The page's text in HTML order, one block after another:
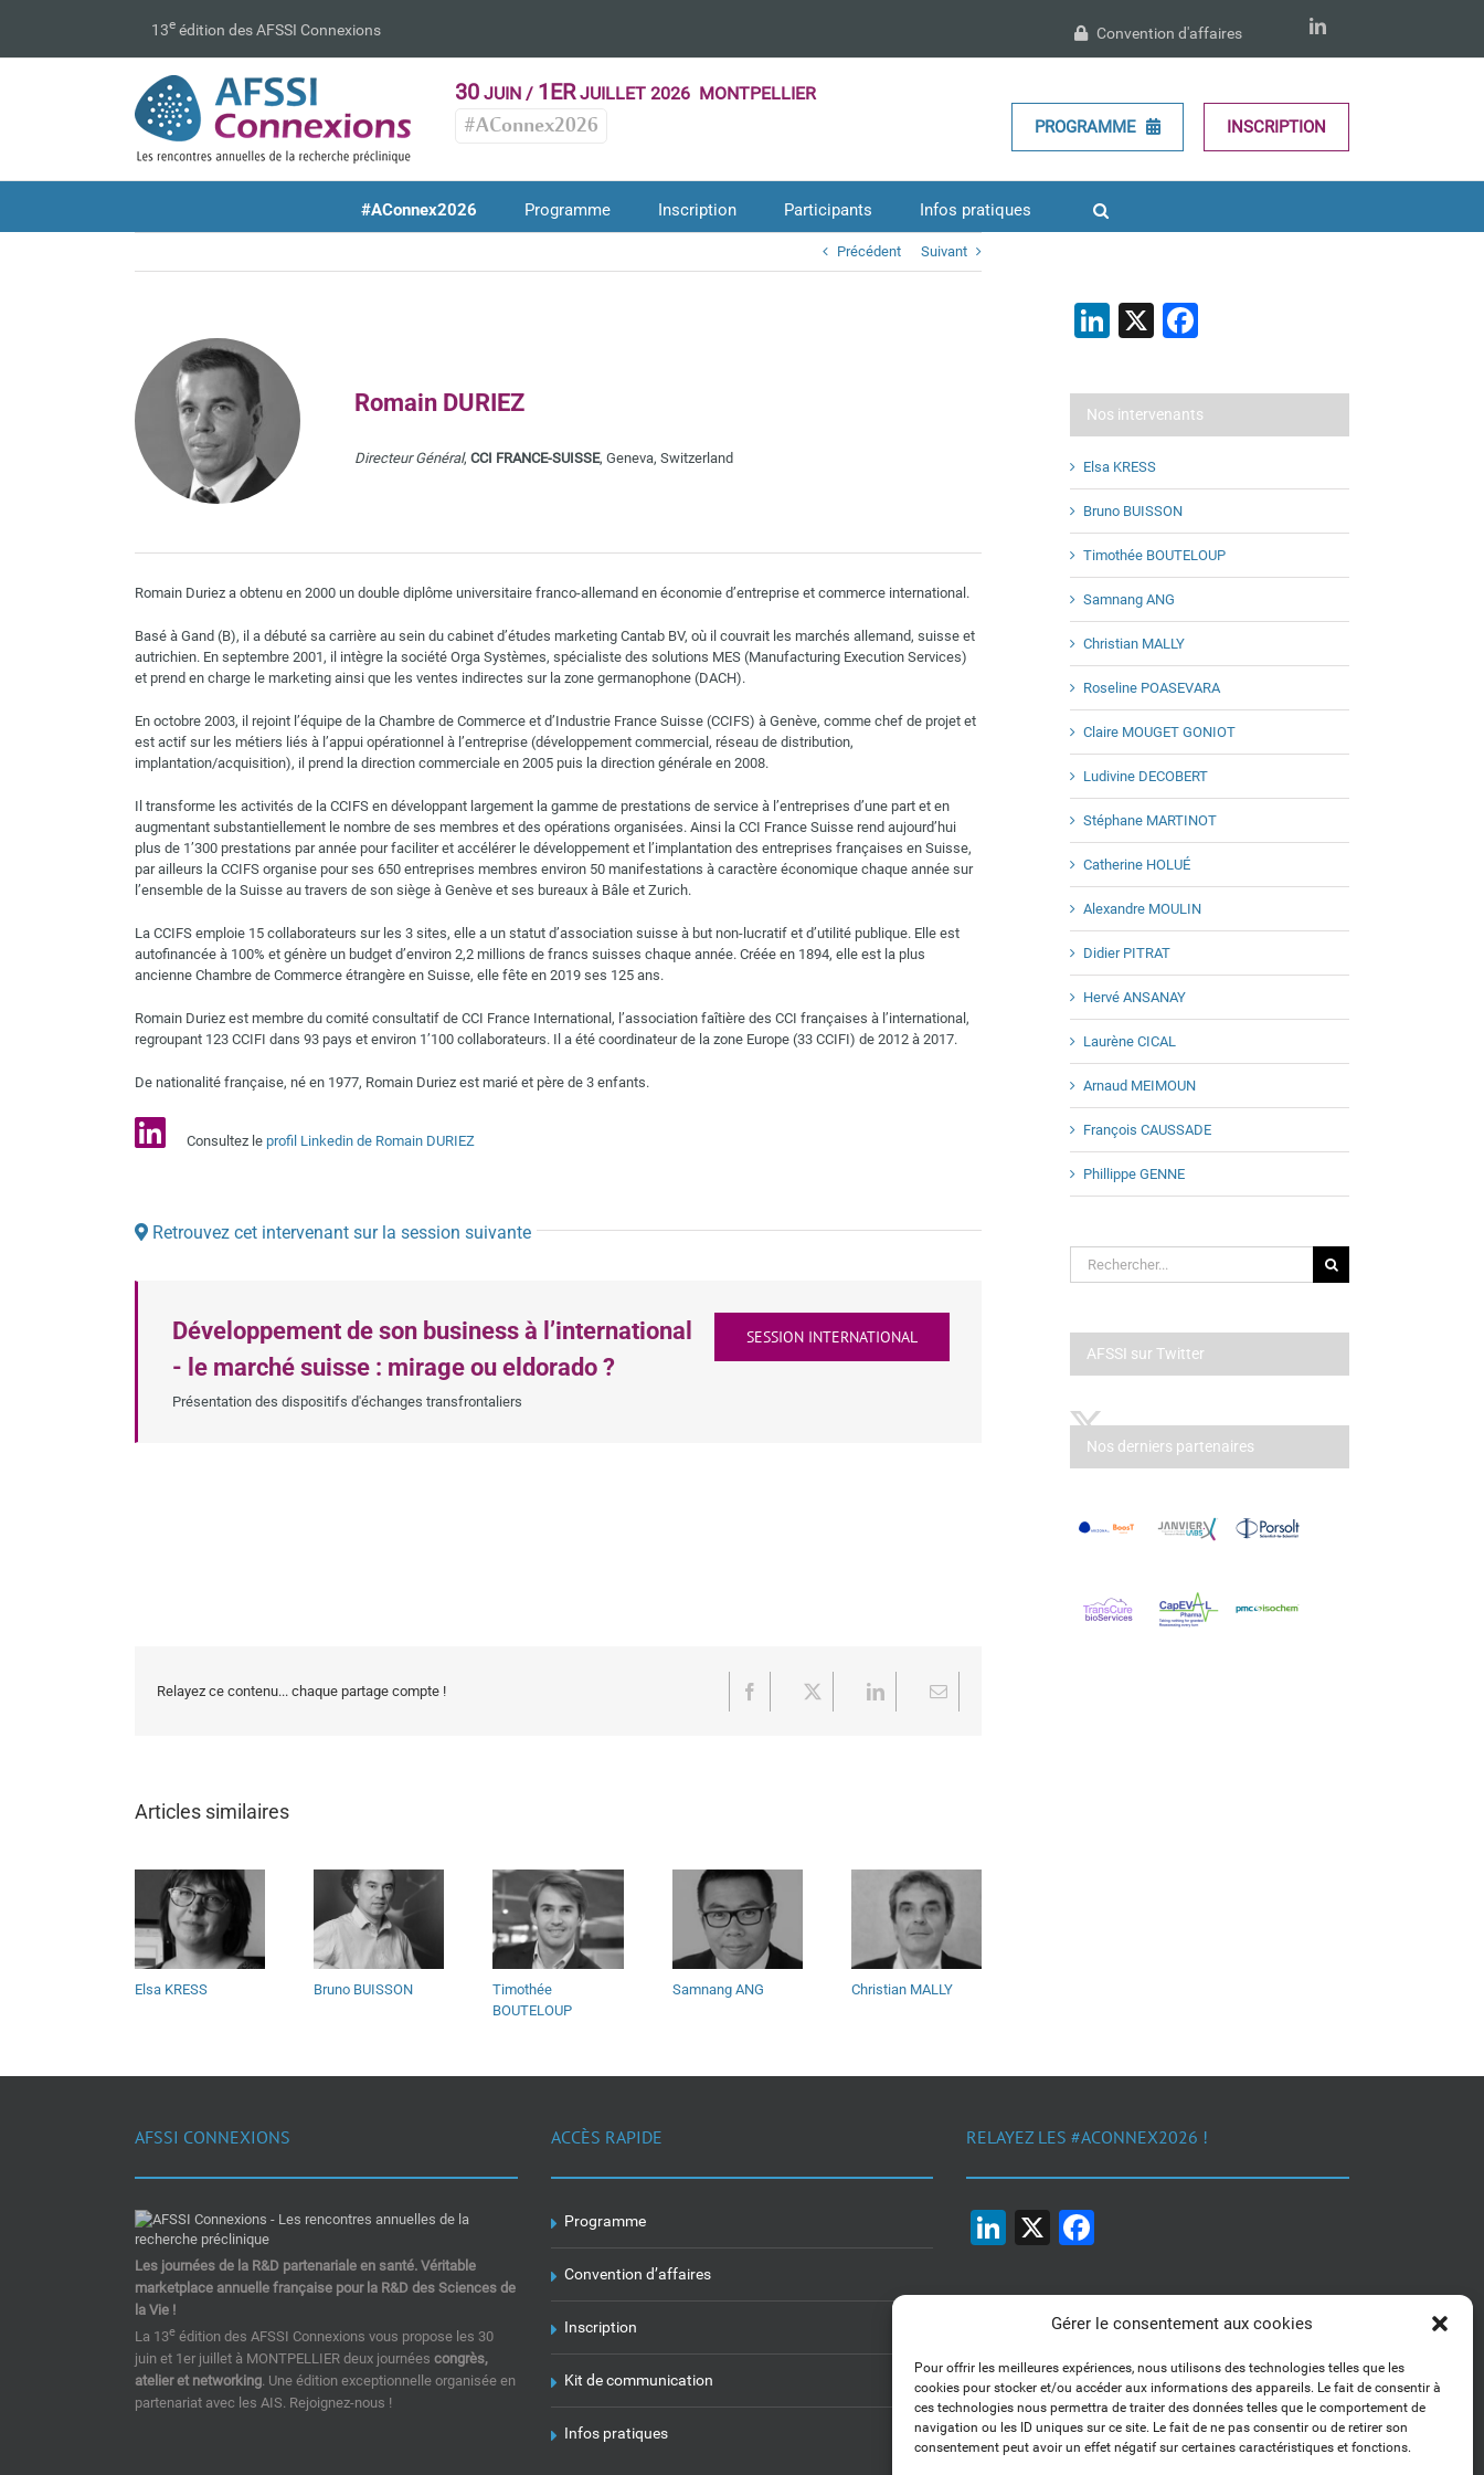
Gérer le consentement aux cookies
Pour offrir les meilleures expériences, nous utilisons des technologies telles que les
cookies pour stocker et/ou accéder aux informations des appareils. Le fait de consentir à
ces technologies nous permettra de traiter des données telles que le comportement de
navigation ou les ID uniques sur ce site. Le fait de ne pas consentir ou de retirer son
consentement peut avoir un effet négatif sur certaines caractéristiques et fonctions.
13e édition des AFSSI Connexions LinkedIn
Convention d'affaires
30 JUIN / 1ERJUILLET 2026 MONTPELLIER
#AConnex2026 PROGRAMME INSCRIPTION
#AConnex2026 Programme Inscription Participants Infos pratiques
Précédent Suivant
Romain DURIEZ
Directeur Général, CCI FRANCE-SUISSE, Geneva, Switzerland
Romain Duriez a obtenu en 2000 un double diplôme universitaire franco-allemand en économie d’entreprise et commerce international.
Basé à Gand (B), il a débuté sa carrière au sein du cabinet d’études marketing Cantab BV, où il couvrait les marchés allemand, suisse et
autrichien. En septembre 2001, il intègre la société Orga Systèmes, spécialiste des solutions MES (Manufacturing Execution Services)
et prend en charge le marketing ainsi que les ventes indirectes sur la zone germanophone (DACH).
En octobre 2003, il rejoint l’équipe de la Chambre de Commerce et d’Industrie France Suisse (CCIFS) à Genève, comme chef de projet et
est actif sur les métiers liés à l’appui opérationnel à l’entreprise (développement commercial, réseau de distribution,
implantation/acquisition), il prend la direction commerciale en 2005 puis la direction générale en 2008.
Il transforme les activités de la CCIFS en développant largement la gamme de prestations de service à l’entreprises d’une part et en
augmentant substantiellement le nombre de ses membres et des opérations organisées. Ainsi la CCI France Suisse rend aujourd’hui
plus de 1’300 prestations par année pour faciliter et accélérer le développement et l’implantation des entreprises françaises en Suisse,
par ailleurs la CCIFS organise pour ses 650 entreprises membres environ 50 manifestations à caractère économique chaque année sur
l’ensemble de la Suisse au travers de son siège à Genève et ses bureaux à Bâle et Zurich.
La CCIFS emploie 15 collaborateurs sur les 3 sites, elle a un statut d’association suisse à but non-lucratif et d’utilité publique. Elle est
autofinancée à 100% et génère un budget d’environ 2,2 millions de francs suisses chaque année. Créée en 1894, elle est la plus
ancienne Chambre de Commerce étrangère en Suisse, elle fête en 2019 ses 125 ans.
Romain Duriez est membre du comité consultatif de CCI France International, l’association faîtière des CCI françaises à l’international,
regroupant 123 CCIFI dans 93 pays et environ 1’100 collaborateurs. Il a été coordinateur de la zone Europe (33 CCIFI) de 2012 à 2017.
De nationalité française, né en 1977, Romain Duriez est marié et père de 3 enfants.
Consultez le profil Linkedin de Romain DURIEZ
Retrouvez cet intervenant sur la session suivante
SESSION INTERNATIONAL
Développement de son business à l’international
- le marché suisse : mirage ou eldorado ?
Présentation des dispositifs d'échanges transfrontaliers
Relayez ce contenu... chaque partage compte ! Facebook LinkedInEmail
Articles similaires
Elsa KRESS Bruno BUISSON
Timothée
BOUTELOUP
Samnang ANG Christian MALLY
LinkedIn
X
Nos intervenants
Elsa KRESS
Bruno BUISSON
Timothée BOUTELOUP
Samnang ANG
Christian MALLY
Roseline POASEVARA
Claire MOUGET GONIOT
Ludivine DECOBERT
Stéphane MARTINOT
Catherine HOLUÉ
Alexandre MOULIN
Didier PITRAT
Hervé ANSANAY
Laurène CICAL
Arnaud MEIMOUN
François CAUSSADE
Phillippe GENNE
Rechercher:
AFSSI sur Twitter
Nos derniers partenaires
AFSSI CONNEXIONS
Les journées de la R&D partenariale en santé. Véritable
marketplace annuelle française pour la R&D des Sciences de
la Vie !
La 13e édition des AFSSI Connexions vous propose les 30
juin et 1er juillet à MONTPELLIER deux journées congrès,
atelier et networking. Une édition exceptionnelle organisée en
partenariat avec les AIS. Rejoignez-nous !
ACCÈS RAPIDE
Programme
Convention d’affaires
Inscription
Kit de communication
Infos pratiques
RELAYEZ LES #ACONNEX2026 !
LinkedIn
X
1, 2, 3... Buzzez !
Découvrez nos kits communication